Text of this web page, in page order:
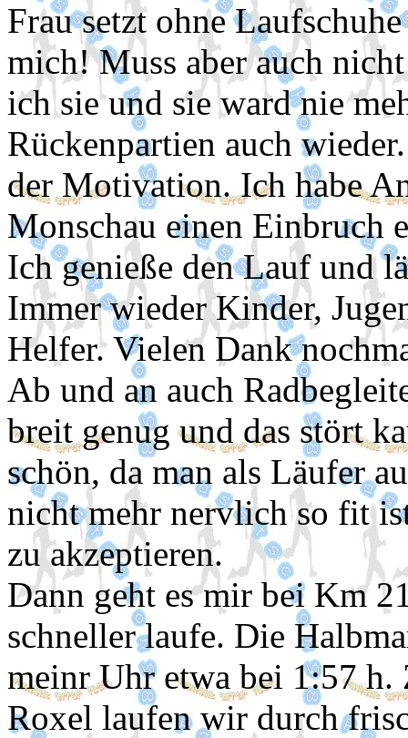
Frau setzt ohne
mich! Muss aber auch
ich sie und sie ward nie
Rückenpartien auch
der Motivation. Ich habe
Monschau einen Einbruch
Ich genieße den Lauf und
Immer wieder Kinder,
Helfer. Vielen Dank
Ab und an auch
breit genug und das stört
schön, da man als Läufer
nicht mehr nervlich so fit
zu akzeptieren.
Dann geht es mir bei Km
schneller laufe. Die
meinr Uhr etwa bei 1:57 h.
Roxel laufen wir durch